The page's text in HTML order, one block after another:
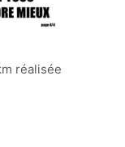
réalisée